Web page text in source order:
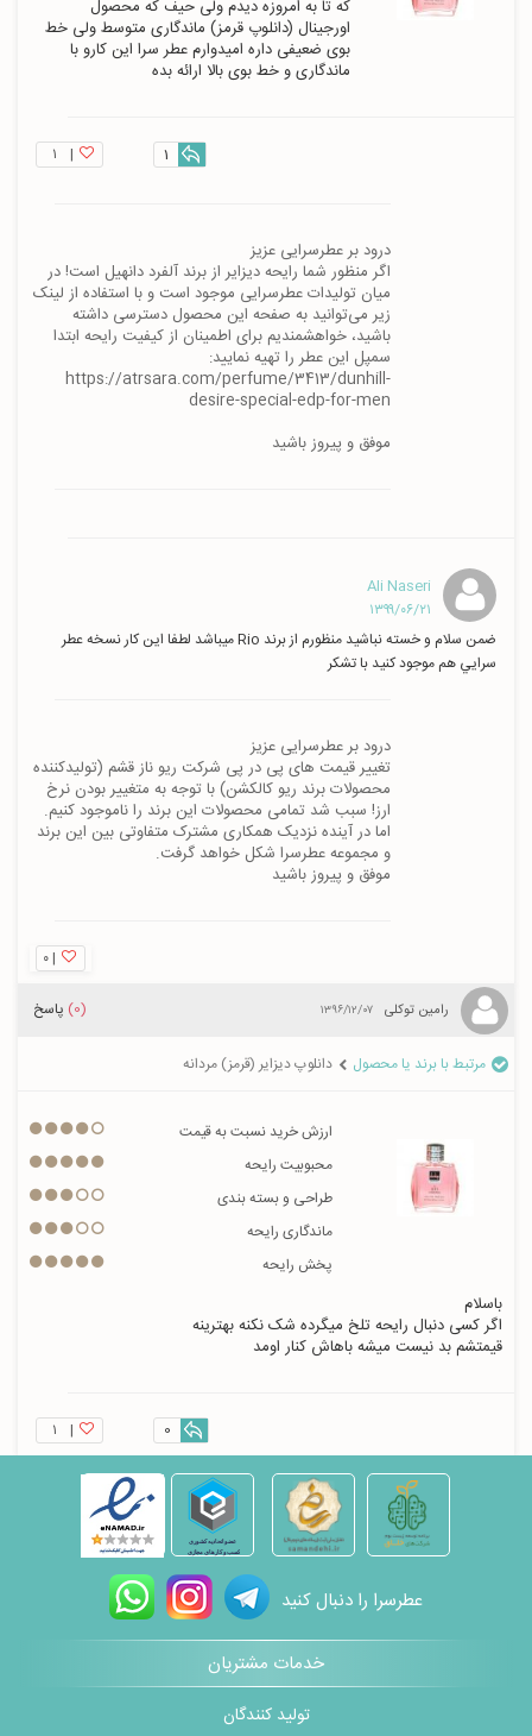
اورجینال (دانلوپ قرمز) ماندگاری متوسط ولی خط
بوی ضعیفی داره امیدوارم عطر سرا این کارو با
ماندگاری و خط بوی بالا ارائه بده
| ۱ 1
https://atrsara.com/perfume/3413/dunhill-
موفق و پیروز باشید
Ali Naseri
۱۳۹۹/۰۶/۲۱
ضمن سلام و خسته نباشيد منظورم از برند Rio ميباشد لطفا اين كار نسخه عطر
سرايي هم موجود كنيد با تشكر
موفق و پیروز باشید
|۰
رامین توکلی ۱۳۹۶/۱۲/۰۷ (0) پاسخ
مرتبط با برند یا محصول دانلوپ دیزایر (قرمز) مردانه
ارزش خرید نسبت به قیمت
محبوبیت رایحه
طراحی و بسته بندی
ماندگاری رایحه
پخش رایحه
قیمتشم بد نیست میشه باهاش کنار اومد
| ۱ 0
عطرسرا را دنبال کنید
خدمات مشتریان
تولید کنندگان